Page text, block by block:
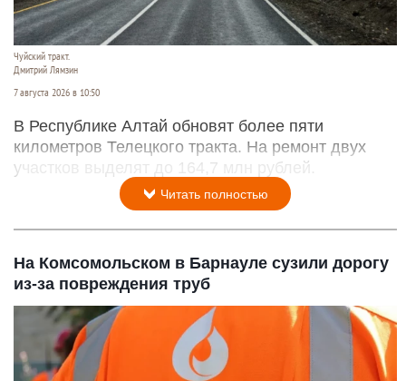
Чуйский тракт.
Дмитрий Лямзин
7 августа 2026 в 10:50
В Республике Алтай обновят более пяти
километров Телецкого тракта. На ремонт двух
участков выделят до 164,7 млн рублей.
Читать полностью
На Комсомольском в Барнауле сузили дорогу
из-за повреждения труб